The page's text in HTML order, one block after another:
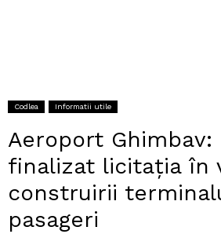
Codlea Informatii utile
Aeroport Ghimbav:
finalizat licitația în
construirii
pasageri